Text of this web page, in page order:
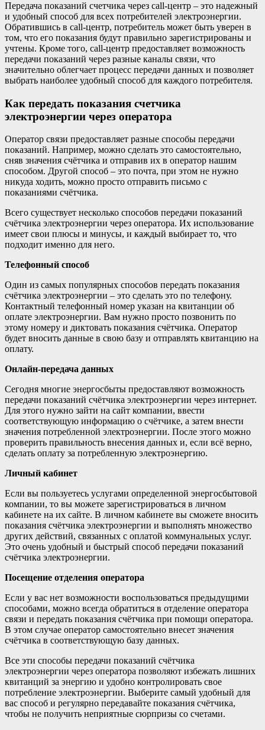
Передача показаний счетчика через call-центр – это надежный
и удобный способ для всех потребителей электроэнергии.
Обратившись в call-центр, потребитель может быть уверен в
том, что его показания будут правильно зарегистрированы и
учтены. Кроме того, call-центр предоставляет возможность
передачи показаний через разные каналы связи, что
значительно облегчает процесс передачи данных и позволяет
выбрать наиболее удобный способ для каждого потребителя.
Как передать показания счетчика
электроэнергии через оператора
Оператор связи предоставляет разные способы передачи
показаний. Например, можно сделать это самостоятельно,
сняв значения счётчика и отправив их в оператор нашим
способом. Другой способ – это почта, при этом не нужно
никуда ходить, можно просто отправить письмо с
показаниями счётчика.
Всего существует несколько способов передачи показаний
счётчика электроэнергии через оператора. Их использование
имеет свои плюсы и минусы, и каждый выбирает то, что
подходит именно для него.
Телефонный способ
Один из самых популярных способов передать показания
счётчика электроэнергии – это сделать это по телефону.
Контактный телефонный номер указан на квитанции об
оплате электроэнергии. Вам нужно просто позвонить по
этому номеру и диктовать показания счётчика. Оператор
будет вносить данные в свою базу и отправлять квитанцию на
оплату.
Онлайн-передача данных
Сегодня многие энергосбыты предоставляют возможность
передачи показаний счётчика электроэнергии через интернет.
Для этого нужно зайти на сайт компании, ввести
соответствующую информацию о счётчике, а затем внести
значения потребленной электроэнергии. После этого можно
проверить правильность внесения данных и, если всё верно,
сделать оплату за потребленную электроэнергию.
Личный кабинет
Если вы пользуетесь услугами определенной энергосбытовой
компании, то вы можете зарегистрироваться в личном
кабинете на их сайте. В личном кабинете вы сможете вносить
показания счётчика электроэнергии и выполнять множество
других действий, связанных с оплатой коммунальных услуг.
Это очень удобный и быстрый способ передачи показаний
счётчика электроэнергии.
Посещение отделения оператора
Если у вас нет возможности воспользоваться предыдущими
способами, можно всегда обратиться в отделение оператора
связи и передать показания счётчика при помощи оператора.
В этом случае оператор самостоятельно внесет значения
счётчика в соответствующую базу данных.
Все эти способы передачи показаний счётчика
электроэнергии через оператора позволяют избежать лишних
квитанций за энергию и удобно контролировать свое
потребление электроэнергии. Выберите самый удобный для
вас способ и регулярно передавайте показания счётчика,
чтобы не получить неприятные сюрпризы со счетами.